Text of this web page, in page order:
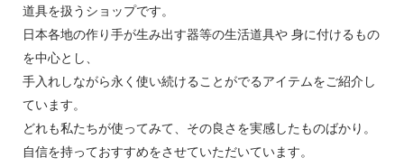
道具を扱うショップです。
日本各地の作り手が生み出す器等の生活道具や 身に付けるもの
を中心とし、
手入れしながら永く使い続けることがでるアイテムをご紹介し
ています。
どれも私たちが使ってみて、その良さを実感したものばかり。
自信を持っておすすめをさせていただいています。